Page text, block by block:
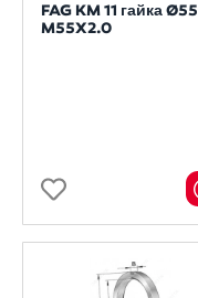
FAG KM 11 гайка Ø55
M55X2.0